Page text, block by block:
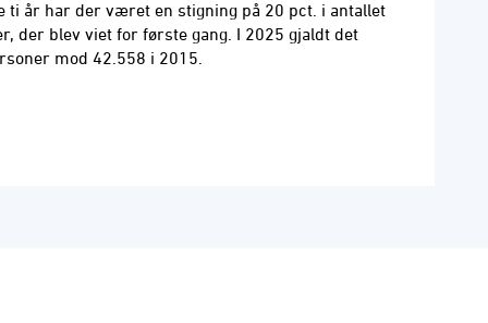
ti år har der været en stigning på 20 pct. i antallet
der blev viet for første gang. I 2025 gjaldt det
mod 42.558 i 2015.